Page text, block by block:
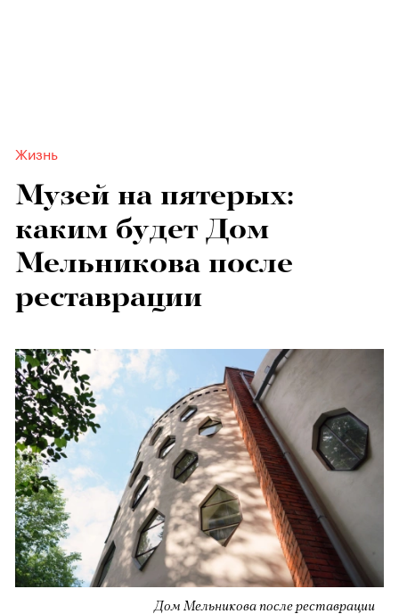
Жизнь
Музей на пятерых:
каким будет Дом
Мельникова после
реставрации
Дом Мельникова после реставрации